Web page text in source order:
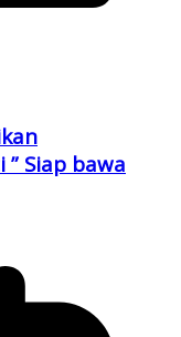
Siap bawa